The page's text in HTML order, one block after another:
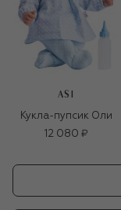
ASI
Кукла-пупсик Оли
12 080 ₽